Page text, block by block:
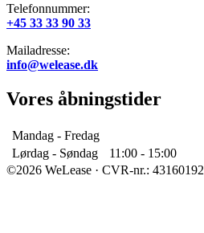
Telefonnummer:
+45 33 33 90 33
Mailadresse:
info@welease.dk
Vores åbningstider
Mandag - Fredag
Lørdag - Søndag
11:00 - 15:00
©2026 WeLease · CVR-nr.: 43160192